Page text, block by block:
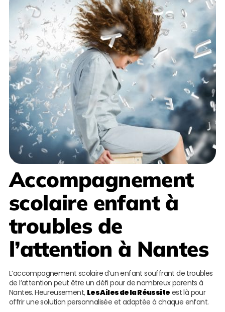
Accompagnement
scolaire enfant à
troubles de
l’attention à Nantes
L’accompagnement scolaire d’un enfant souffrant de troubles
de l’attention peut être un défi pour de nombreux parents à
Nantes. Heureusement, Les Ailes de la Réussite est là pour
offrir une solution personnalisée et adaptée à chaque enfant.